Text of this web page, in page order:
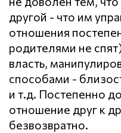
другой - что им
отношения
родителями не
власть,
способами -
и т.д. Постепенно
отношение друг к
безвозвратно.